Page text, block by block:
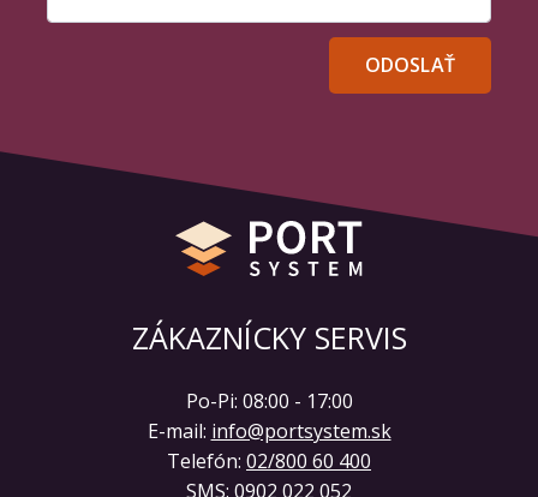
ODOSLAŤ
ZÁKAZNÍCKY SERVIS
Po-Pi: 08:00 - 17:00
E-mail: info@portsystem.sk
Telefón: 02/800 60 400
SMS: 0902 022 052